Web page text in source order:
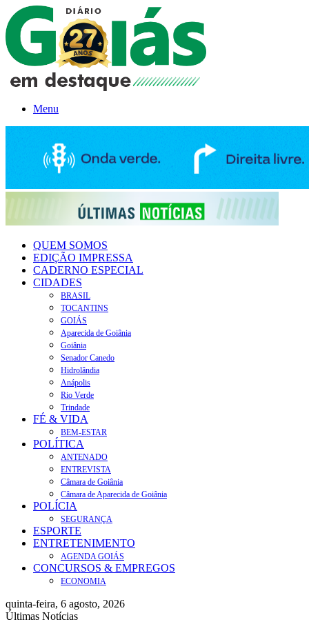
Menu
QUEM SOMOS
EDIÇÃO IMPRESSA
CADERNO ESPECIAL
CIDADES
BRASIL
TOCANTINS
GOIÁS
Aparecida de Goiânia
Goiânia
Senador Canedo
Hidrolândia
Anápolis
Rio Verde
Trindade
FÉ & VIDA
BEM-ESTAR
POLÍTICA
ANTENADO
ENTREVISTA
Câmara de Goiânia
Câmara de Aparecida de Goiânia
POLÍCIA
SEGURANÇA
ESPORTE
ENTRETENIMENTO
AGENDA GOIÁS
CONCURSOS & EMPREGOS
ECONOMIA
quinta-feira, 6 agosto, 2026
Últimas Notícias